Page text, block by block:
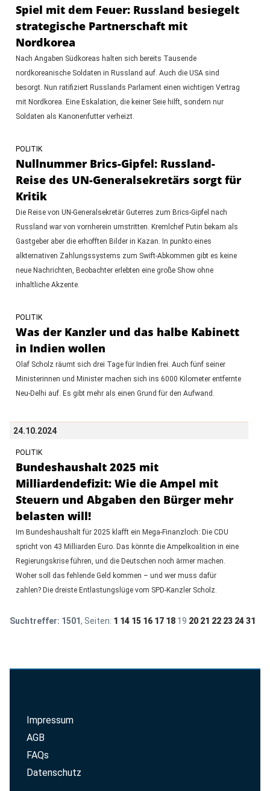
Spiel mit dem Feuer: Russland besiegelt
strategische Partnerschaft mit
Nordkorea
Nach Angaben Südkoreas halten sich bereits Tausende
nordkoreanische Soldaten in Russland auf. Auch die USA sind
besorgt. Nun ratifiziert Russlands Parlament einen wichtigen Vertrag
mit Nordkorea. Eine Eskalation, die keiner Seie hilft, sondern nur
Soldaten als Kanonenfutter verheizt.
POLITIK
Nullnummer Brics-Gipfel: Russland-
Reise des UN-Generalsekretärs sorgt für
Kritik
Die Reise von UN-Generalsekretär Guterres zum Brics-Gipfel nach
Russland war von vornherein umstritten. Kremlchef Putin bekam als
Gastgeber aber die erhofften Bilder in Kazan. In punkto eines
alkternativen Zahlungssystems zum Swift-Abkommen gibt es keine
neue Nachrichten, Beobachter erlebten eine große Show ohne
inhaltliche Akzente.
POLITIK
Was der Kanzler und das halbe Kabinett
in Indien wollen
Olaf Scholz räumt sich drei Tage für Indien frei. Auch fünf seiner
Ministerinnen und Minister machen sich ins 6000 Kilometer entfernte
Neu-Delhi auf. Es gibt mehr als einen Grund für den Aufwand.
24.10.2024
POLITIK
Bundeshaushalt 2025 mit
Milliardendefizit: Wie die Ampel mit
Steuern und Abgaben den Bürger mehr
belasten will!
Im Bundeshaushalt für 2025 klafft ein Mega-Finanzloch: Die CDU
spricht von 43 Milliarden Euro. Das könnte die Ampelkoalition in eine
Regierungskrise führen, und die Deutschen noch ärmer machen.
Woher soll das fehlende Geld kommen – und wer muss dafür
zahlen? Die dreiste Entlastungslüge vom SPD-Kanzler Scholz.
Suchtreffer: 1501, Seiten: 1 14 15 16 17 18 19 20 21 22 23 24 31
Impressum
AGB
FAQs
Datenschutz